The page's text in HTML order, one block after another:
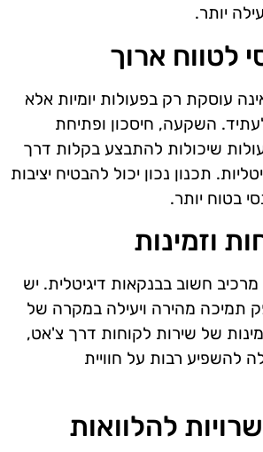
יותר.
לטווח ארוך
עוסקת רק בפעולות יומיות אלא
השקעה, חיסכון ופתיחת
שיכולות להתבצע בקלות דרך
תכנון נכון יכול להבטיח יציבות
בטוח יותר.
וזמינות
חשוב בבנקאות דיגיטלית. יש
תמיכה מהירה ויעילה במקרה של
של שירות לקוחות דרך צ'אט,
להשפיע רבות על חוויית
להלוואות